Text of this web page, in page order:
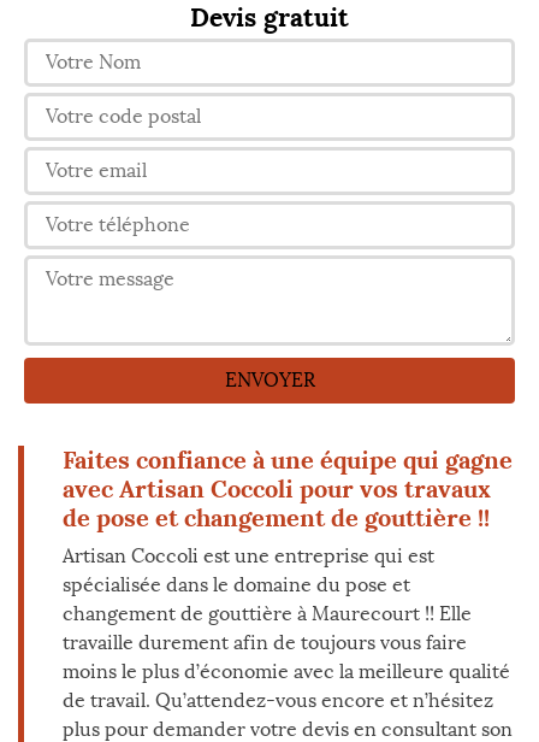
Devis gratuit
Faites confiance à une équipe qui gagne
avec Artisan Coccoli pour vos travaux
de pose et changement de gouttière !!
Artisan Coccoli est une entreprise qui est
spécialisée dans le domaine du pose et
changement de gouttière à Maurecourt !! Elle
travaille durement afin de toujours vous faire
moins le plus d’économie avec la meilleure qualité
de travail. Qu’attendez-vous encore et n’hésitez
plus pour demander votre devis en consultant son